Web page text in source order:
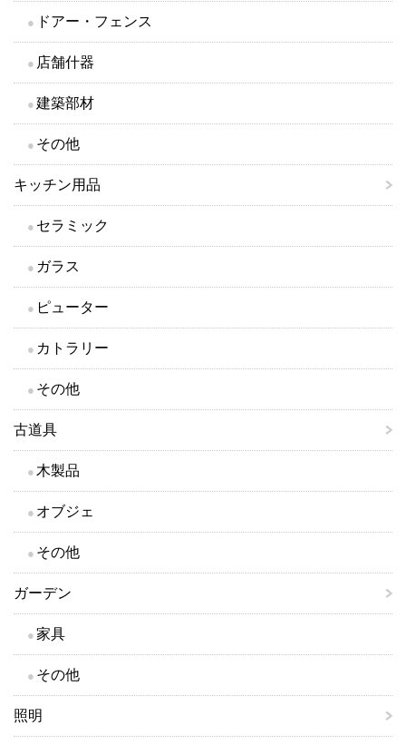
ドアー・フェンス
店舗什器
建築部材
その他
キッチン用品
セラミック
ガラス
ピューター
カトラリー
その他
古道具
木製品
オブジェ
その他
ガーデン
家具
その他
照明